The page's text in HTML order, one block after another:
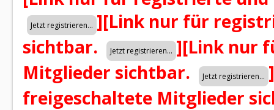
][Link nur für
sichtbar.
][Link nur
Mitglieder sichtbar.
]
freigeschaltete Mitglieder